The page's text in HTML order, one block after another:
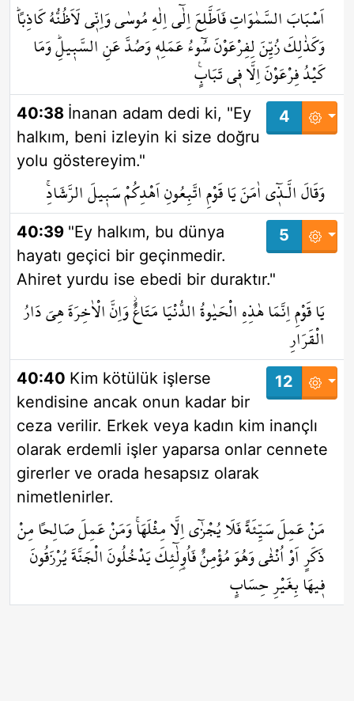
اَسْبَابَ السَّمٰوَاتِ فَاَطَّلِعَ اِلٰٓى اِلٰهِ مُوسٰى وَاِنّ۪ي لَاَظُنُّهُ كَاذِباًۜ
وَكَذٰلِكَ زُيِّنَ لِفِرْعَوْنَ سُٓوءُ عَمَلِه۪ وَصُدَّ عَنِ السَّب۪يلِۜ وَمَا
كَيْدُ فِرْعَوْنَ اِلَّا ف۪ي تَبَابٍ۟
4
40:38 İnanan adam dedi ki, "Ey
halkım, beni izleyin ki size doğru
yolu göstereyim."
وَقَالَ الَّـذ۪ٓي اٰمَنَ يَا قَوْمِ اتَّبِعُونِ اَهْدِكُمْ سَب۪يلَ الرَّشَادِۚ
5
40:39 "Ey halkım, bu dünya
hayatı geçici bir geçinmedir.
Ahiret yurdu ise ebedi bir duraktır."
يَا قَوْمِ اِنَّمَا هٰذِهِ الْحَيٰوةُ الدُّنْيَا مَتَاعٌۘ وَاِنَّ الْاٰخِرَةَ هِيَ دَارُ
الْقَرَارِ
12
40:40 Kim kötülük işlerse
kendisine ancak onun kadar bir
ceza verilir. Erkek veya kadın kim inançlı
olarak erdemli işler yaparsa onlar cennete
girerler ve orada hesapsız olarak
nimetlenirler.
مَنْ عَمِلَ سَيِّئَةً فَلَا يُجْزٰٓى اِلَّا مِثْلَهَاۚ وَمَنْ عَمِلَ صَالِحاً مِنْ
ذَكَرٍ اَوْ اُنْثٰى وَهُوَ مُؤْمِنٌ فَاُو۬لٰٓئِكَ يَدْخُلُونَ الْجَنَّةَ يُرْزَقُونَ
ف۪يهَا بِغَيْرِ حِسَابٍ